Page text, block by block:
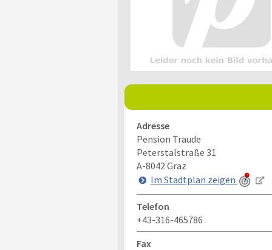
Adresse
Pension Traude
Peterstalstraße 31
A-8042Graz
Im Stadtplan zeigen
Telefon
+43-316-465786
Fax